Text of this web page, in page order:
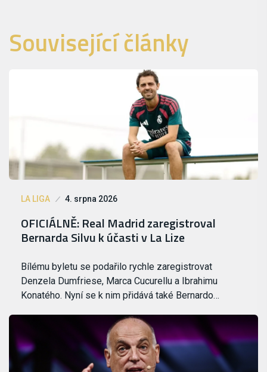
Související články
LA LIGA 4. srpna 2026
OFICIÁLNĚ: Real Madrid zaregistroval
Bernarda Silvu k účasti v La Lize
Bílému byletu se podařilo rychle zaregistrovat
Denzela Dumfriese, Marca Cucurellu a Ibrahimu
Konatého. Nyní se k nim přidává také Bernardo…